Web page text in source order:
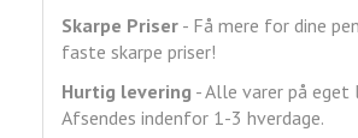
Skarpe Priser - Få mere for dine
faste skarpe priser!
Hurtig levering - Alle varer på eget
Afsendes indenfor 1-3 hverdage.